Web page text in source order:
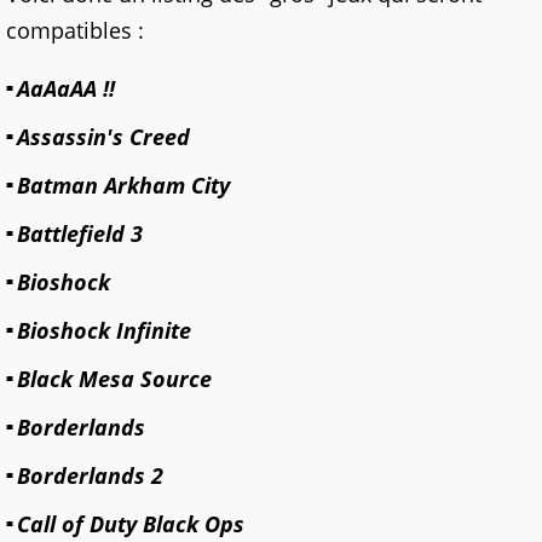
compatibles :
AaAaAA !!
Assassin's Creed
Batman Arkham City
Battlefield 3
Bioshock
Bioshock Infinite
Black Mesa Source
Borderlands
Borderlands 2
Call of Duty Black Ops